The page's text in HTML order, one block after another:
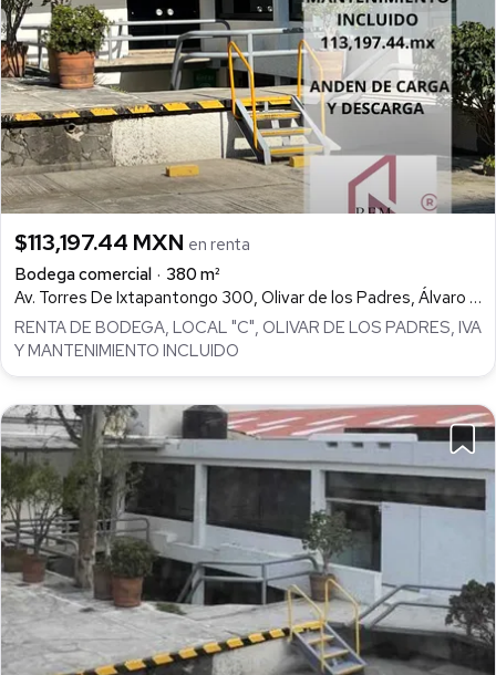
$113,197.44 MXN en renta
Bodega comercial
380 m²
Av. Torres De Ixtapantongo 300, Olivar de los Padres, Álvaro Obregón
RENTA DE BODEGA, LOCAL "C", OLIVAR DE LOS PADRES, IVA
Y MANTENIMIENTO INCLUIDO